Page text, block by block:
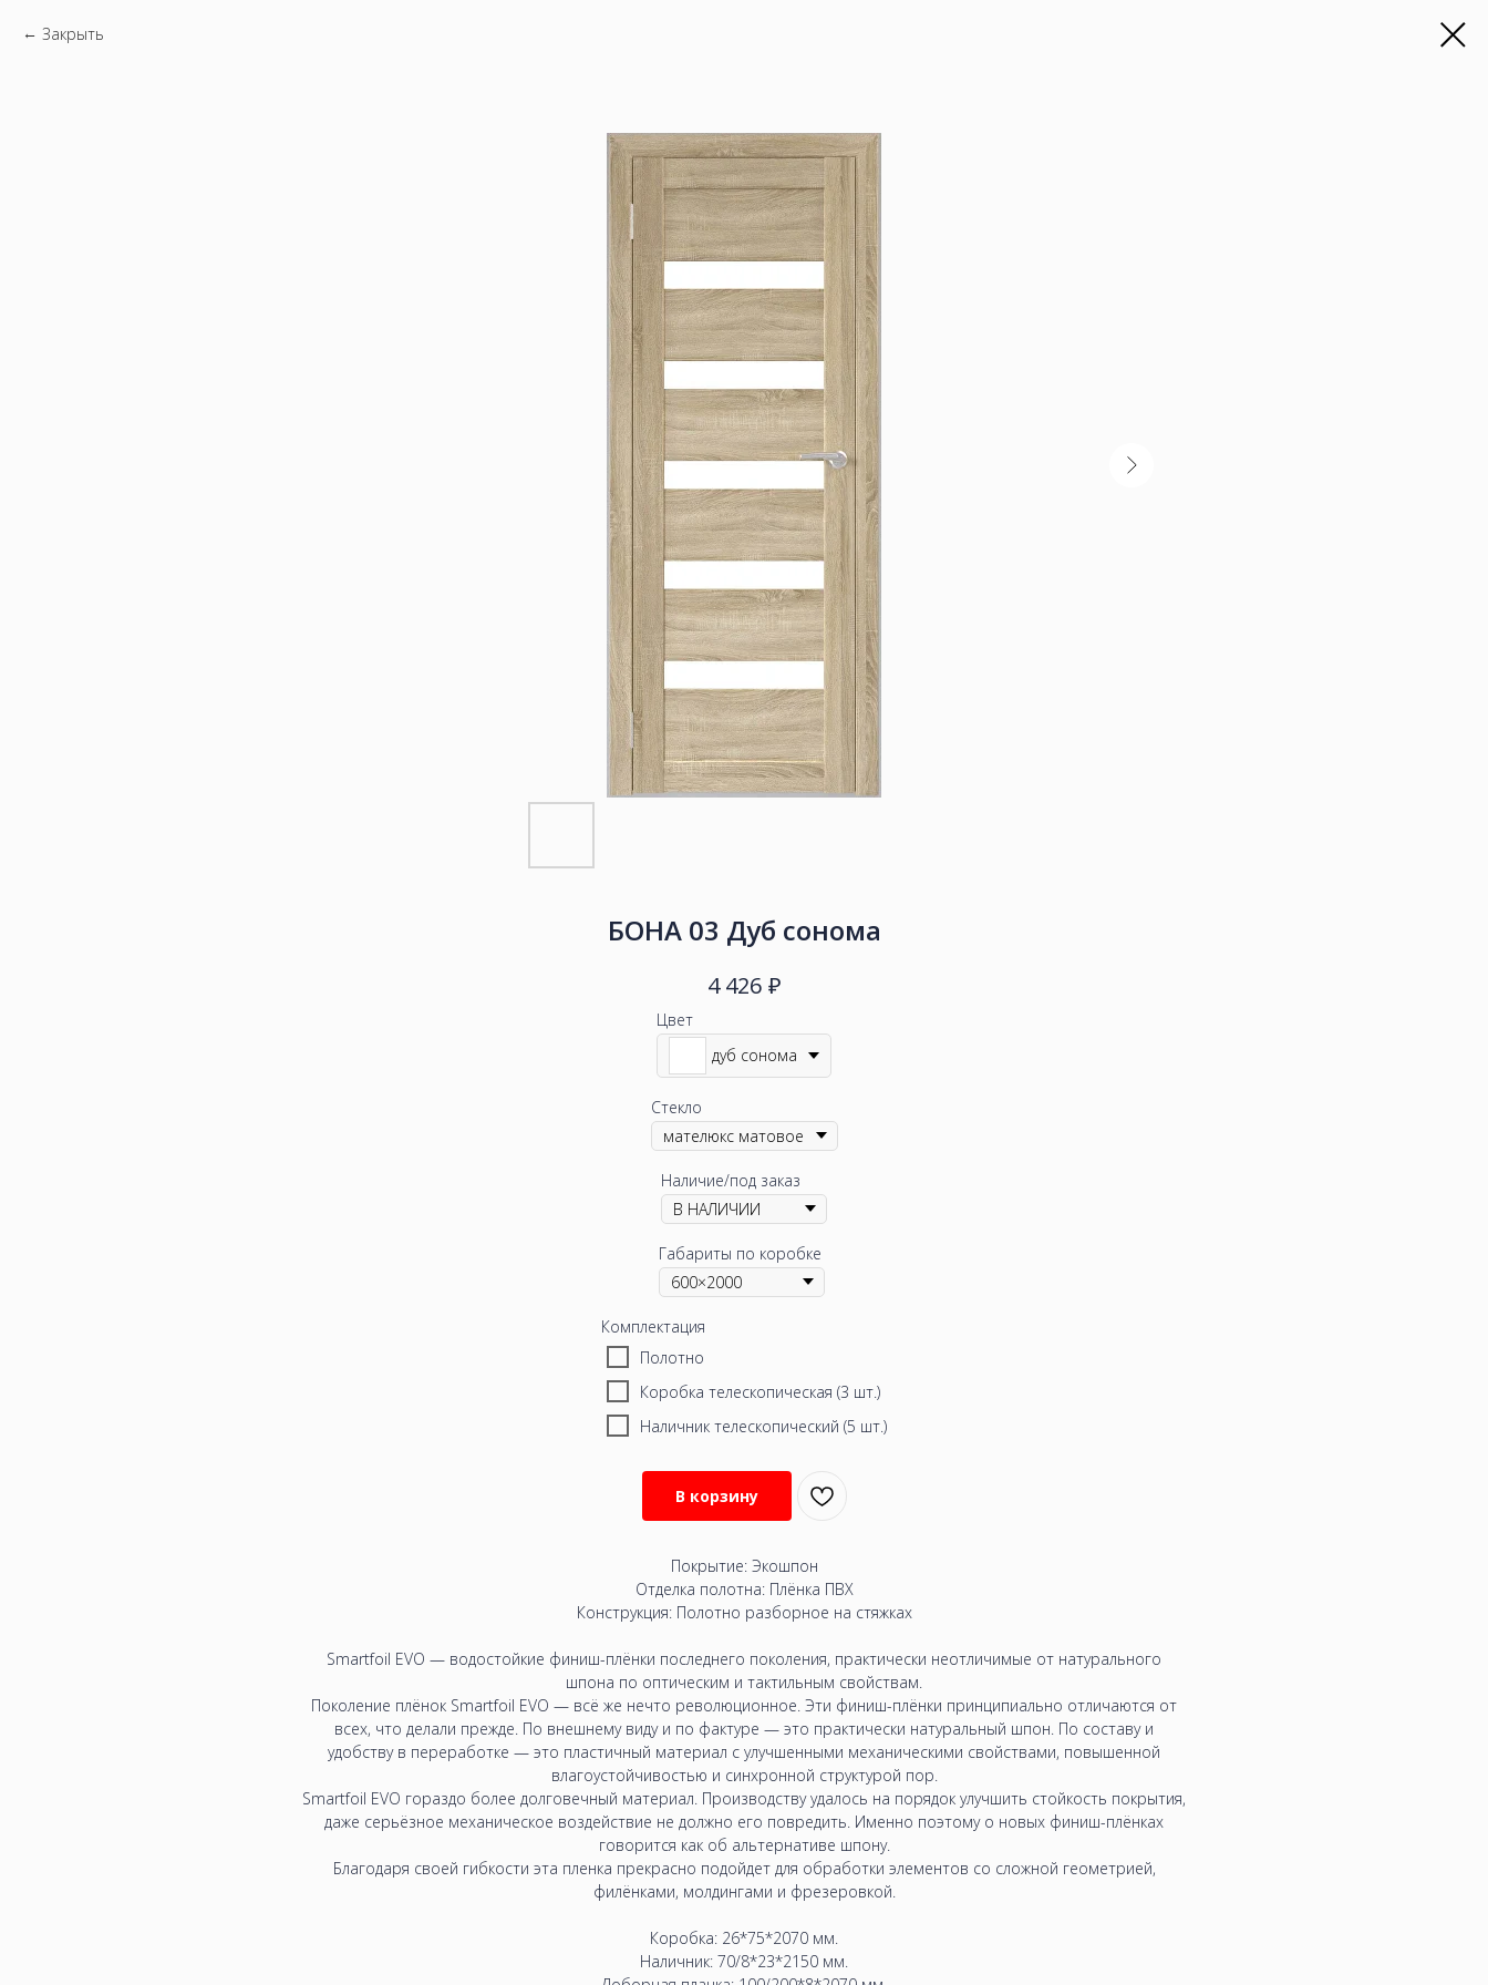
Закрыть
БОНА 03 Дуб сонома
4 426 ₽
Цвет
дуб сонома
Стекло
Наличие/под заказ
Габариты по коробке
Комплектация
Полотно
Коробка телескопическая (3 шт.)
Наличник телескопический (5 шт.)
В корзину
Покрытие: Экошпон
Отделка полотна: Плёнка ПВХ
Конструкция: Полотно разборное на стяжках
Smartfoil EVO — водостойкие финиш-плёнки последнего поколения, практически неотличимые от натурального
шпона по оптическим и тактильным свойствам.
Поколение плёнок Smartfoil EVO — всё же нечто революционное. Эти финиш-плёнки принципиально отличаются от
всех, что делали прежде. По внешнему виду и по фактуре — это практически натуральный шпон. По составу и
удобству в переработке — это пластичный материал с улучшенными механическими свойствами, повышенной
влагоустойчивостью и синхронной структурой пор.
Smartfoil EVO гораздо более долговечный материал. Производству удалось на порядок улучшить стойкость покрытия,
даже серьёзное механическое воздействие не должно его повредить. Именно поэтому о новых финиш-плёнках
говорится как об альтернативе шпону.
Благодаря своей гибкости эта пленка прекрасно подойдет для обработки элементов со сложной геометрией,
филёнками, молдингами и фрезеровкой.
Коробка: 26*75*2070 мм.
Наличник: 70/8*23*2150 мм.